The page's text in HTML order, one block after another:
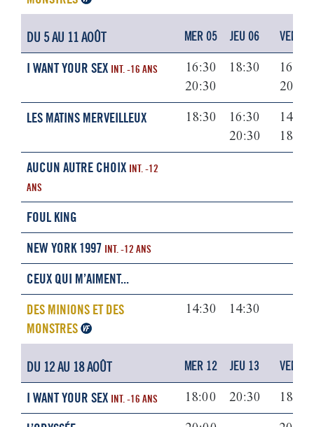
DU 5 AU 11 AOÛT MER 05 JEU 06 VEN 07
I WANT YOUR SEX INT. -16 ANS
16:30
20:30
18:30
16:30
20:30
LES MATINS MERVEILLEUX 18:30
16:30
20:30
14:30
18:30
AUCUN AUTRE CHOIX INT. -12
ANS
FOUL KING
NEW YORK 1997 INT. -12 ANS
CEUX QUI M’AIMENT...
DES MINIONS ET DES
MONSTRES
14:30 14:30
DU 12 AU 18 AOÛT MER 12 JEU 13 VEN 14
I WANT YOUR SEX INT. -16 ANS 18:00 20:30 18:00